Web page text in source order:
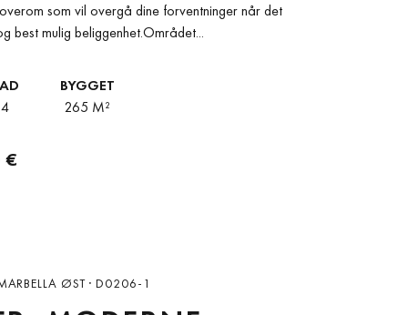
som vil overgå dine forventninger når det
best mulig beliggenhet.Området...
4
BYGGET
265 M²
€
ØST · D0206-1